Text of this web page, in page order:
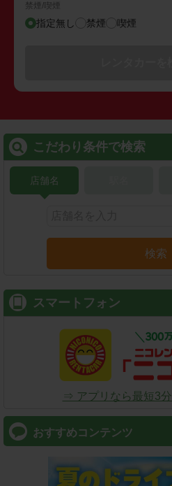
禁煙/喫煙
指定無し 禁煙 喫煙
こだわり条件で検索
店舗名
検索
スマートフォン
⇒ アプリなら最短3分
おすすめコンテンツ